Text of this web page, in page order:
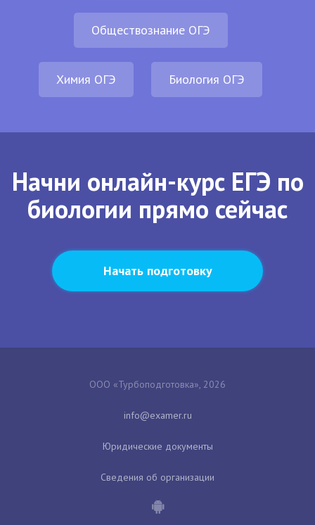
Обществознание ОГЭ
Химия ОГЭ Биология ОГЭ
Начни онлайн-курс ЕГЭ по
биологии прямо сейчас
Начать подготовку
ООО «Турбоподготовка», 2026
Юридические документы
Сведения об организации